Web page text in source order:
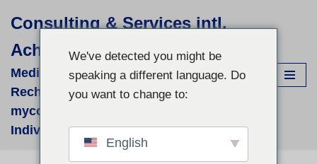
Inhalt
springen
Consulting & Services intl.
Achim Görner
Medizinisch-wissenschaftliche
Recherchen für supportive phyto- &
mycologische Therapien - fallbezogene
Individual-Recherchen und Beratung
We've detected you might be
speaking a different language. Do
you want to change to:
English